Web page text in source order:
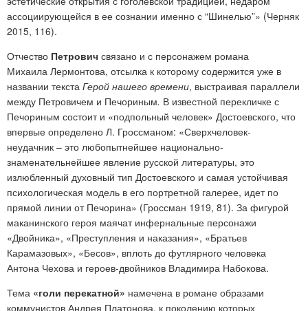
ассоциирующейся в ее сознании именно с “Шинелью”» (Черняк
2015, 116).
Отчество Петрович связано и с персонажем романа
Михаила Лермонтова, отсылка к которому содержится уже в
названии текста Герой нашего времени, выстраивая параллели
между Петровичем и Печориным. В известной перекличке с
Печориным состоит и «подпольный человек» Достоевского, что
впервые определено Л. Гроссманом: «Сверхчеловек-
неудачник – это любопытнейшее национально-
знаменательнейшее явление русской литературы, это
излюбленный духовный тип Достоевского и самая устойчивая
психологическая модель в его портретной галерее, идет по
прямой линии от Печорина» (Гроссман 1919, 81). За фигурой
маканинского героя маячат инфернальные персонажи
«Двойника», «Преступления и наказания», «Братьев
Карамазовых», «Бесов», вплоть до футлярного человека
Антона Чехова и героев-двойников Владимира Набокова.
Тема «голи перекатной» намечена в романе образами
коммунистов Андрея Платонова, к поколению которых